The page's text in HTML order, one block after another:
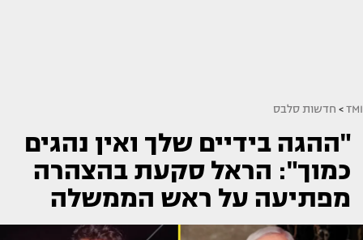
TMI
> חדשות סלבס
"ההגה בידיים שלך ואין נהגים
כמוך": הראל סקעת בהצהרה
מפתיעה על ראש הממשלה